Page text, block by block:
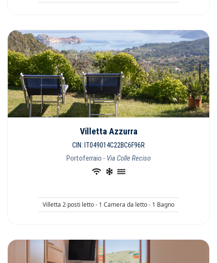
Villetta Azzurra
CIN: IT049014C22BC6F96R
Portoferraio - Via Colle Reciso
Villetta 2 posti letto - 1 Camera da letto - 1 Bagno